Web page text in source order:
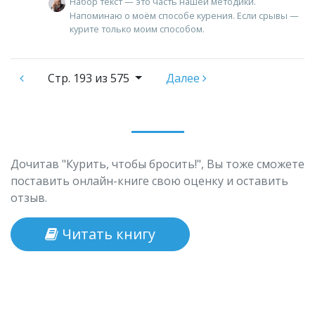
Напоминаю о моём способе курения. Если срывы —
курите только моим способом.
Стр. 193 из 575 Далее
Дочитав "Курить, чтобы бросить!", Вы тоже сможете
поставить онлайн-книге свою оценку и оставить
отзыв.
Читать книгу